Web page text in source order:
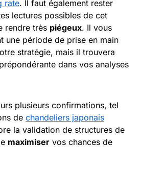
rate. Il faut également rester
lectures possibles de cet
rendre très piégeux. Il vous
une période de prise en main
stratégie, mais il trouvera
dans vos analyses
plusieurs confirmations, tel
de chandeliers japonais
la validation de structures de
maximiser vos chances de